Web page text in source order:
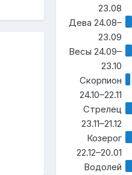
23.08
Дева 24.08–
23.09
Весы 24.09–
23.10
Скорпион
24.10–22.11
Стрелец
23.11–21.12
Козерог
22.12–20.01
Водолей